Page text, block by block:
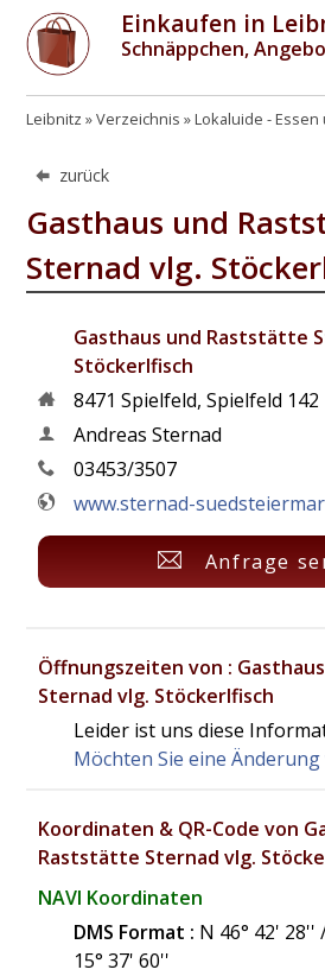
Einkaufen in
Schnäppchen,
Leibnitz Verzeichnis Lokaluide -
zurück
Gasthaus und
Sternad vlg.
Gasthaus und Raststätte
Stöckerlfisch
8471 Spielfeld,Spielfeld 142
Andreas Sternad
03453/3507
www.sternad-
Anfrage
Öffnungszeiten von :
Sternad vlg. Stöckerlfisch
Leider ist uns diese
Möchten Sie eine
Koordinaten & QR-Code von
Raststätte Sternad vlg.
NAVI Koordinaten
DMS Format : N 46° 42' 28''
15° 37' 60''